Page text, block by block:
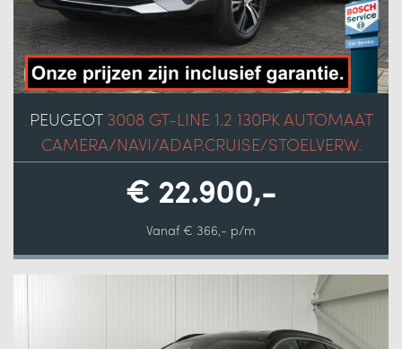
PEUGEOT3008 GT-LINE 1.2 130PK AUTOMAAT
CAMERA/NAVI/ADAP.CRUISE/STOELVERW.
€ 22.900,-
Vanaf € 366,- p/m